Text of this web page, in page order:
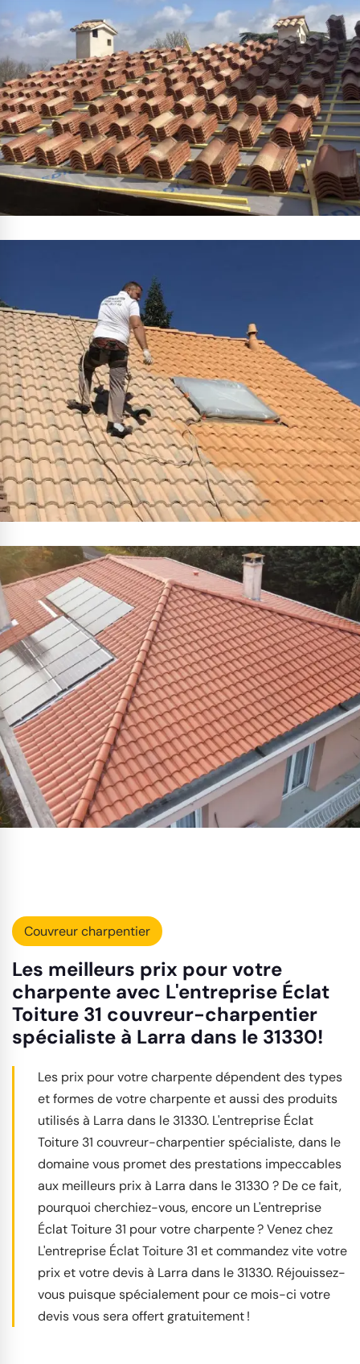
Couvreur charpentier
Les meilleurs prix pour votre
charpente avec L'entreprise Éclat
Toiture 31 couvreur-charpentier
spécialiste à Larra dans le 31330!
Les prix pour votre charpente dépendent des types
et formes de votre charpente et aussi des produits
utilisés à Larra dans le 31330. L'entreprise Éclat
Toiture 31 couvreur-charpentier spécialiste, dans le
domaine vous promet des prestations impeccables
aux meilleurs prix à Larra dans le 31330 ? De ce fait,
pourquoi cherchiez-vous, encore un L'entreprise
Éclat Toiture 31 pour votre charpente ? Venez chez
L'entreprise Éclat Toiture 31 et commandez vite votre
prix et votre devis à Larra dans le 31330. Réjouissez-
vous puisque spécialement pour ce mois-ci votre
devis vous sera offert gratuitement !